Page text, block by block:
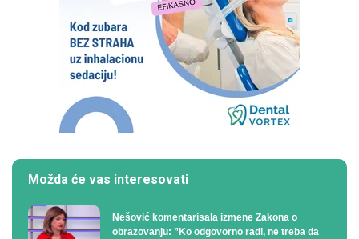
Možda će vas interesovati
Nešović komentarisala izmene Zakona o
obrazovanju: ”Ko odgovorno radi, ne treba da